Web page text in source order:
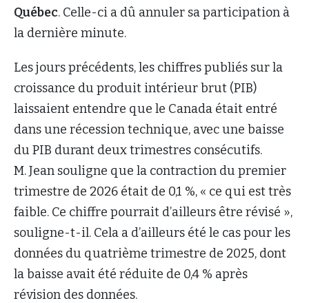
Québec. Celle-ci a dû annuler sa participation à
la dernière minute.
Les jours précédents, les chiffres publiés sur la
croissance du produit intérieur brut (PIB)
laissaient entendre que le Canada était entré
dans une récession technique, avec une baisse
du PIB durant deux trimestres consécutifs.
M. Jean souligne que la contraction du premier
trimestre de 2026 était de 0,1 %, « ce qui est très
faible. Ce chiffre pourrait d’ailleurs être révisé »,
souligne-t-il. Cela a d’ailleurs été le cas pour les
données du quatrième trimestre de 2025, dont
la baisse avait été réduite de 0,4 % après
révision des données.